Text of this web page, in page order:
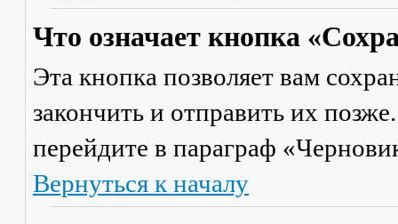
Что означает кнопка
Эта кнопка позволяет вам
закончить и отправить их
перейдите в параграф
Вернуться к началу